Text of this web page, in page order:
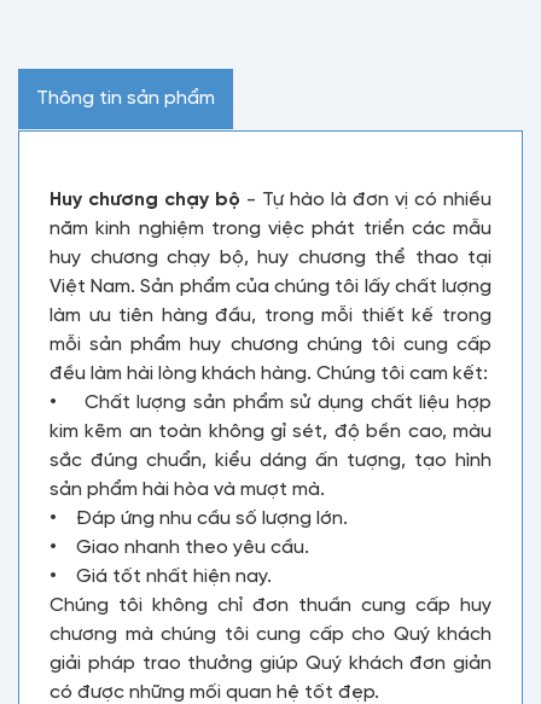
Thông tin sản phẩm
Huy chương chạy bộ - Tự hào là đơn vị có nhiều
năm kinh nghiệm trong việc phát triển các mẫu
huy chương chạy bộ, huy chương thể thao tại
Việt Nam. Sản phẩm của chúng tôi lấy chất lượng
làm ưu tiên hàng đầu, trong mỗi thiết kế trong
mỗi sản phẩm huy chương chúng tôi cung cấp
đều làm hài lòng khách hàng. Chúng tôi cam kết:
• Chất lượng sản phẩm sử dụng chất liệu hợp
kim kẽm an toàn không gỉ sét, độ bền cao, màu
sắc đúng chuẩn, kiểu dáng ấn tượng, tạo hình
sản phẩm hài hòa và mượt mà.
• Đáp ứng nhu cầu số lượng lớn.
• Giao nhanh theo yêu cầu.
• Giá tốt nhất hiện nay.
Chúng tôi không chỉ đơn thuần cung cấp huy
chương mà chúng tôi cung cấp cho Quý khách
giải pháp trao thưởng giúp Quý khách đơn giản
có được những mối quan hệ tốt đẹp.